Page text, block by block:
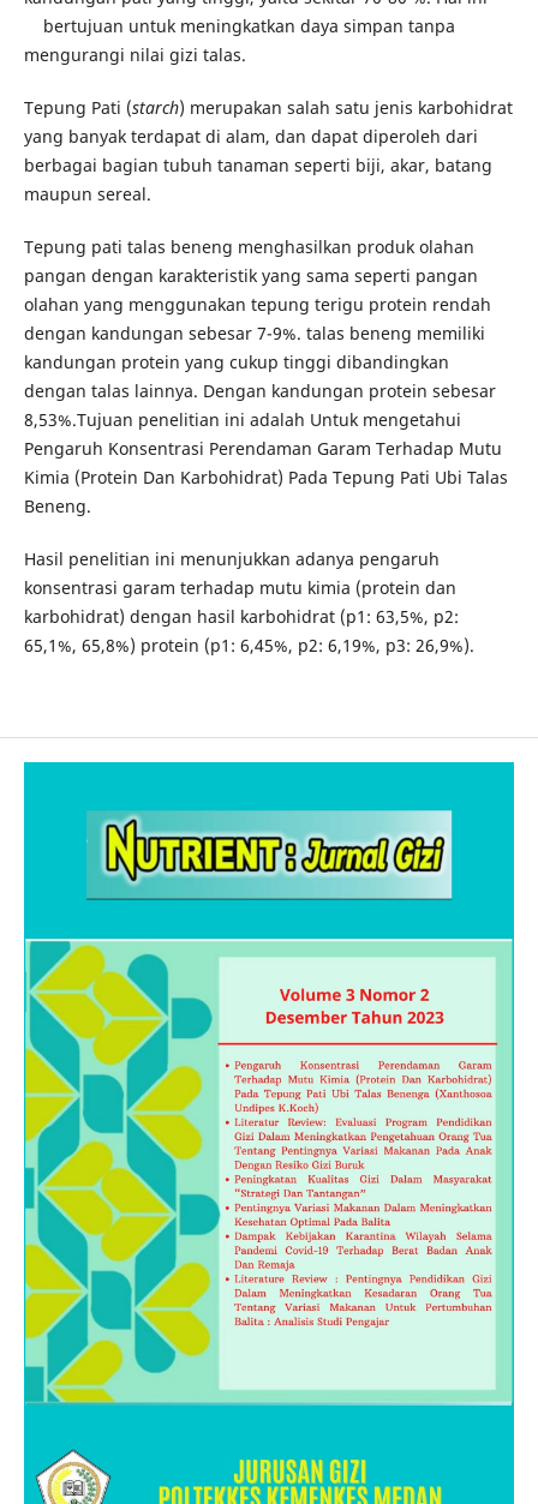
bertujuan untuk meningkatkan daya simpan tanpa
mengurangi nilai gizi talas.
Tepung Pati (starch) merupakan salah satu jenis karbohidrat
yang banyak terdapat di alam, dan dapat diperoleh dari
berbagai bagian tubuh tanaman seperti biji, akar, batang
maupun sereal.
Tepung pati talas beneng menghasilkan produk olahan
pangan dengan karakteristik yang sama seperti pangan
olahan yang menggunakan tepung terigu protein rendah
dengan kandungan sebesar 7-9%. talas beneng memiliki
kandungan protein yang cukup tinggi dibandingkan
dengan talas lainnya. Dengan kandungan protein sebesar
8,53%.Tujuan penelitian ini adalah Untuk mengetahui
Pengaruh Konsentrasi Perendaman Garam Terhadap Mutu
Kimia (Protein Dan Karbohidrat) Pada Tepung Pati Ubi Talas
Beneng.
Hasil penelitian ini menunjukkan adanya pengaruh
konsentrasi garam terhadap mutu kimia (protein dan
karbohidrat) dengan hasil karbohidrat (p1: 63,5%, p2:
65,1%, 65,8%) protein (p1: 6,45%, p2: 6,19%, p3: 26,9%).